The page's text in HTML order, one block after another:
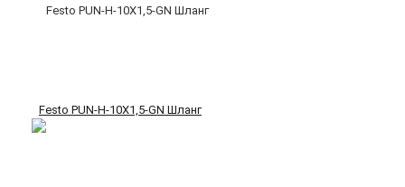
Festo PUN-H-10X1,5-GN Шланг